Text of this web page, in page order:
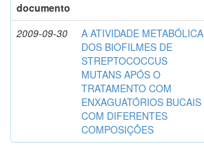
documento
2009-09-30
A ATIVIDADE METABÓLICA
DOS BIOFILMES DE
STREPTOCOCCUS
MUTANS APÓS O
TRATAMENTO COM
ENXAGUATÓRIOS BUCAIS
COM DIFERENTES
COMPOSIÇÕES